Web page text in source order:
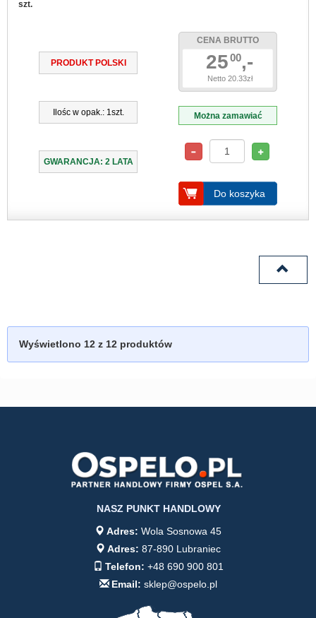
szt.
PRODUKT POLSKI
Ilośc w opak.: 1szt.
GWARANCJA: 2 LATA
CENA BRUTTO
2500,-
Netto 20.33zł
Można zamawiać
Do koszyka
Wyświetlono 12 z 12 produktów
NASZ PUNKT HANDLOWY
Adres: Wola Sosnowa 45
Adres: 87-890 Lubraniec
Telefon: +48 690 900 801
Email: sklep@ospelo.pl